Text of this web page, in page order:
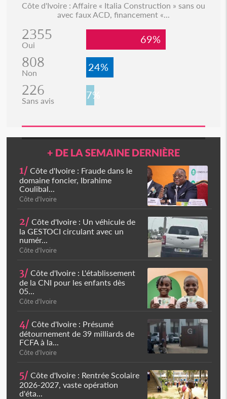
Côte d'Ivoire : Affaire « Italia Construction » sans ou
avec faux ACD, financement «...
2355
Oui 69%
808
Non 24%
226
Sans avis 7%
+ DE LA SEMAINE DERNIÈRE
1/ Côte d'Ivoire : Fraude dans le
domaine foncier, Ibrahime
Coulibal...
Côte d'Ivoire
2/ Côte d'Ivoire : Un véhicule de
la GESTOCI circulant avec un
numér...
Côte d'Ivoire
3/ Côte d'Ivoire : L'établissement
de la CNI pour les enfants dès
05...
Côte d'Ivoire
4/ Côte d'Ivoire : Présumé
détournement de 39 milliards de
FCFA à la...
Côte d'Ivoire
5/ Côte d'Ivoire : Rentrée Scolaire
2026-2027, vaste opération
d'éta...